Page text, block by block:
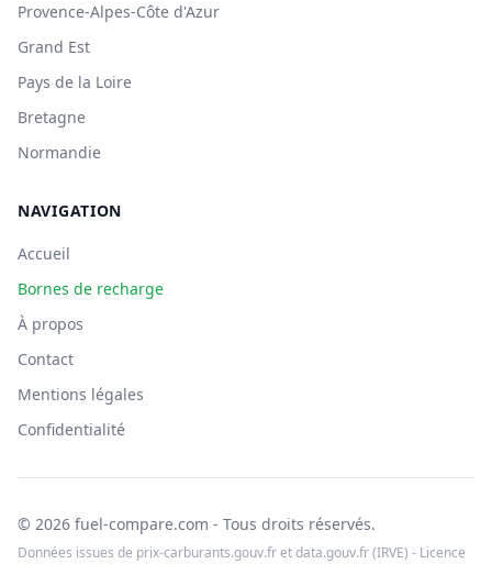
Provence-Alpes-Côte d'Azur
Grand Est
Pays de la Loire
Bretagne
Normandie
NAVIGATION
Accueil
Bornes de recharge
À propos
Contact
Mentions légales
Confidentialité
© 2026 fuel-compare.com - Tous droits réservés.
Données issues de prix-carburants.gouv.fr et data.gouv.fr (IRVE) - Licence